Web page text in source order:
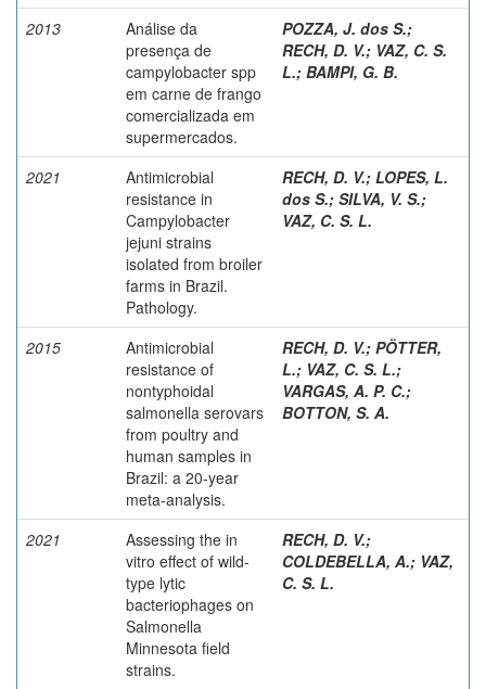
2013
Análise da
presença de
campylobacter spp
em carne de frango
comercializada em
supermercados.
POZZA, J. dos S.;
RECH, D. V.; VAZ, C. S.
L.; BAMPI, G. B.
2021
Antimicrobial
resistance in
Campylobacter
jejuni strains
isolated from broiler
farms in Brazil.
Pathology.
RECH, D. V.; LOPES, L.
dos S.; SILVA, V. S.;
VAZ, C. S. L.
2015
Antimicrobial
resistance of
nontyphoidal
salmonella serovars
from poultry and
human samples in
Brazil: a 20-year
meta-analysis.
RECH, D. V.; PÖTTER,
L.; VAZ, C. S. L.;
VARGAS, A. P. C.;
BOTTON, S. A.
2021
Assessing the in
vitro effect of wild-
type lytic
bacteriophages on
Salmonella
Minnesota field
strains.
RECH, D. V.;
COLDEBELLA, A.; VAZ,
C. S. L.